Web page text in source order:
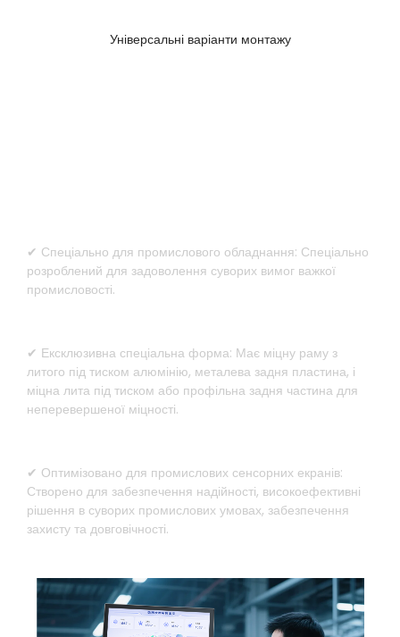
Універсальні варіанти монтажу
✔ Спеціально для промислового обладнання: Спеціально
розроблений для задоволення суворих вимог важкої
промисловості.
✔ Ексклюзивна спеціальна форма: Має міцну раму з
литого під тиском алюмінію, металева задня пластина, і
міцна лита під тиском або профільна задня частина для
неперевершеної міцності.
✔ Оптимізовано для промислових сенсорних екранів:
Створено для забезпечення надійності, високоефективні
рішення в суворих промислових умовах, забезпечення
захисту та довговічності.